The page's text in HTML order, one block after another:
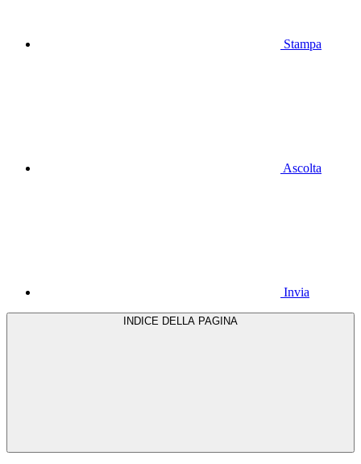
Stampa
Ascolta
Invia